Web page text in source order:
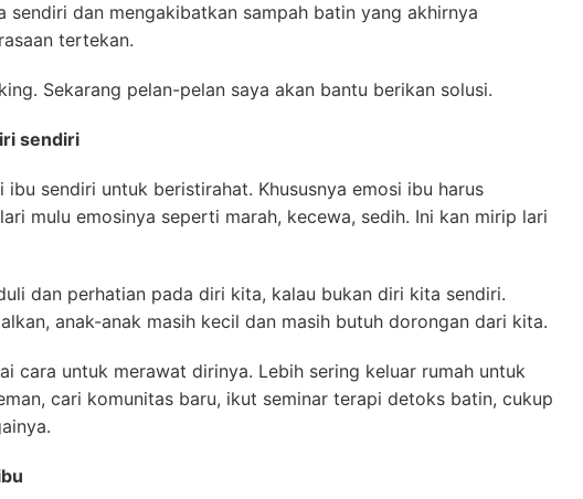
sendiri dan mengakibatkan sampah batin yang akhirnya
tertekan.
Sekarang pelan-pelan saya akan bantu berikan solusi.
sendiri
ibu sendiri untuk beristirahat. Khususnya emosi ibu harus
mulu emosinya seperti marah, kecewa, sedih. Ini kan mirip lari
dan perhatian pada diri kita, kalau bukan diri kita sendiri.
anak-anak masih kecil dan masih butuh dorongan dari kita.
cara untuk merawat dirinya. Lebih sering keluar rumah untuk
cari komunitas baru, ikut seminar terapi detoks batin, cukup